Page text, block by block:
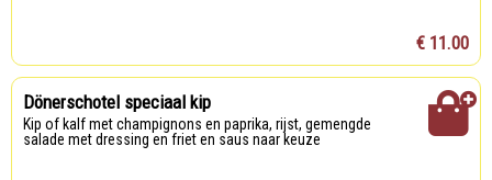
€ 11.00
Dönerschotel speciaal kip
Kip of kalf met champignons en paprika, rijst, gemengde
salade met dressing en friet en saus naar keuze